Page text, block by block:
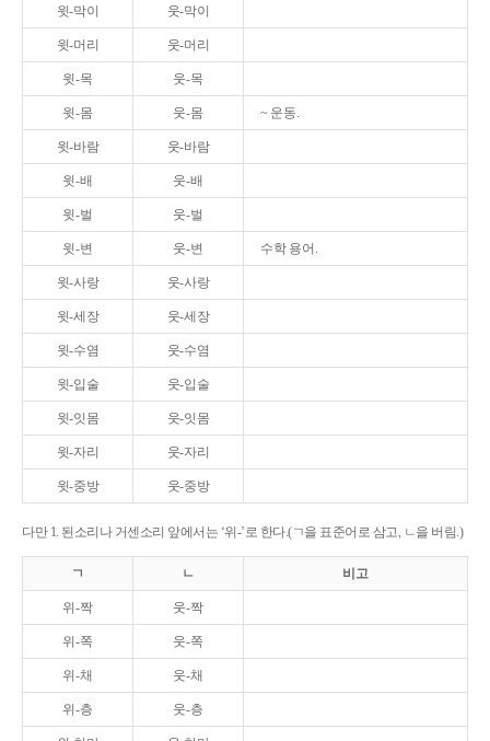
윗-막이 웃-막이
윗-머리 웃-머리
윗-목 웃-목
윗-몸 웃-몸 ~ 운동.
윗-바람 웃-바람
윗-배 웃-배
윗-벌 웃-벌
윗-변 웃-변 수학 용어.
윗-사랑 웃-사랑
윗-세장 웃-세장
윗-수염 웃-수염
윗-입술 웃-입술
윗-잇몸 웃-잇몸
윗-자리 웃-자리
윗-중방 웃-중방
다만 1. 된소리나 거센소리 앞에서는 ‘위-’로 한다.(ㄱ을 표준어로 삼고, ㄴ을 버림.)
ㄱ ㄴ 비고
위-짝 웃-짝
위-쪽 웃-쪽
위-채 웃-채
위-층 웃-층